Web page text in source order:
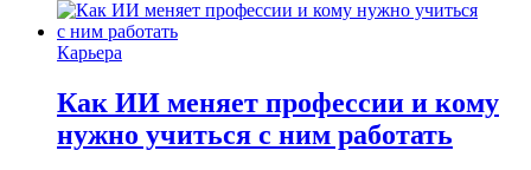
Карьера
Как ИИ меняет профессии и кому
нужно учиться с ним работать